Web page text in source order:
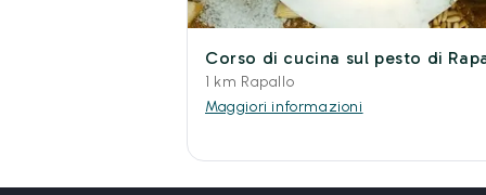
Corso di cucina sul pesto di
1 km Rapallo
Maggiori informazioni